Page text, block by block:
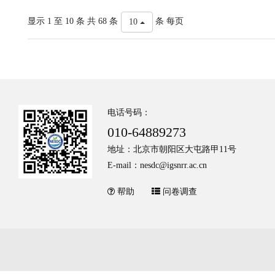
显示 1 至 10 条 共 68 条 10 条 每页
电话号码：
010-64889273
地址：北京市朝阳区大屯路甲11号
E-mail：nesdc@igsnrr.ac.cn
帮助 问卷调查